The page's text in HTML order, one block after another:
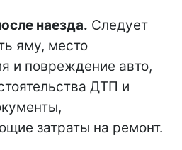
наезда. Следует
яму, место
и повреждение авто,
ДТП и
затраты на ремонт.